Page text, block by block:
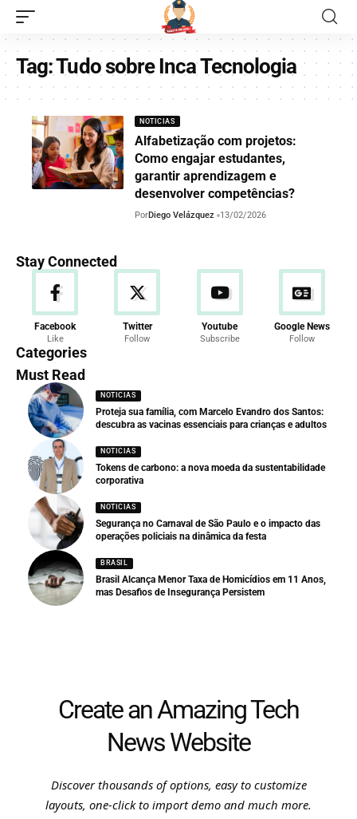
Tag:Tudo sobre Inca Tecnologia
NOTICIAS
Alfabetização com projetos:
Como engajar estudantes,
garantir aprendizagem e
desenvolver competências?
PorDiego Velázquez 13/02/2026
Stay Connected
Facebook
Like
Twitter
Follow
Youtube
Subscribe
Google News
Follow
Categories
Must Read
NOTICIAS
Proteja sua família, com Marcelo Evandro dos Santos:
descubra as vacinas essenciais para crianças e adultos
NOTICIAS
Tokens de carbono: a nova moeda da sustentabilidade
corporativa
NOTICIAS
Segurança no Carnaval de São Paulo e o impacto das
operações policiais na dinâmica da festa
BRASIL
Brasil Alcança Menor Taxa de Homicídios em 11 Anos,
mas Desafios de Insegurança Persistem
Create an Amazing Tech
News Website
Discover thousands of options, easy to customize
layouts, one-click to import demo and much more.